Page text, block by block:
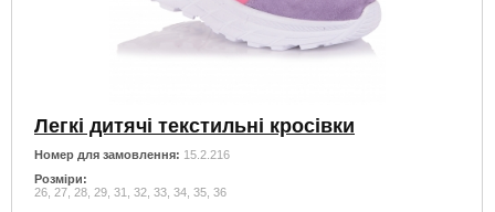
Легкі дитячі текстильні кросівки
Номер для замовлення: 15.2.216
Розміри:
26, 27, 28, 29, 31, 32, 33, 34, 35, 36